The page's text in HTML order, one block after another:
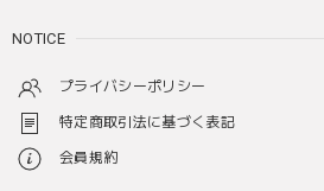
NOTICE
プライバシーポリシー
特定商取引法に基づく表記
会員規約